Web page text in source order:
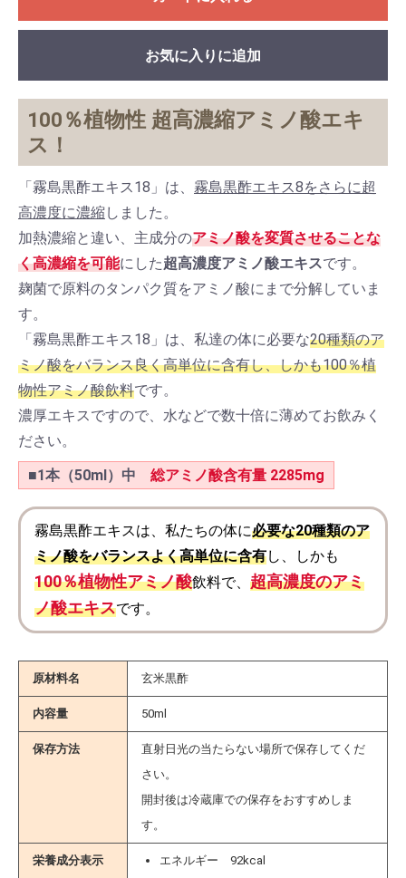
お気に入りに追加
100％植物性 超高濃縮アミノ酸エキ
ス！
「霧島黒酢エキス18」は、 霧島黒酢エキス8をさらに超
高濃度に濃縮しました。
加熱濃縮と違い、主成分のアミノ酸を変質させることな
く高濃縮を可能にした超高濃度アミノ酸エキスです。
麹菌で原料のタンパク質をアミノ酸にまで分解していま
す。
「霧島黒酢エキス18」は、私達の体に必要な20種類のア
ミノ酸をバランス良く高単位に含有し、しかも100％植
物性アミノ酸飲料です。
濃厚エキスですので、水などで数十倍に薄めてお飲みく
ださい。
■1本（50ml）中 総アミノ酸含有量 2285mg
霧島黒酢エキスは、私たちの体に必要な20種類のア
ミノ酸をバランスよく高単位に含有し、しかも
100％植物性アミノ酸飲料で、 超高濃度のアミ
ノ酸エキスです。
原材料名 玄米黒酢
内容量 50ml
保存方法
直射日光の当たらない場所で保存してくだ
さい。
開封後は冷蔵庫での保存をおすすめしま
す。
栄養成分表示
エネルギー 92kcal